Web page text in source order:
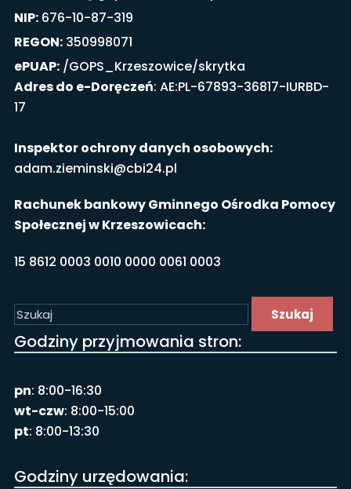
NIP:676-10-87-319
REGON:350998071
ePUAP:/GOPS_Krzeszowice/skrytka
Adres do e-Doręczeń: AE:PL-67893-36817-IURBD-
17
Inspektor ochrony danych osobowych:
adam.zieminski@cbi24.pl
Rachunek bankowy Gminnego Ośrodka Pomocy
Społecznej w Krzeszowicach:
15 8612 0003 0010 0000 0061 0003
Szukaj
Godziny przyjmowania stron:
pn: 8:00-16:30
wt-czw: 8:00-15:00
pt: 8:00-13:30
Godziny urzędowania: